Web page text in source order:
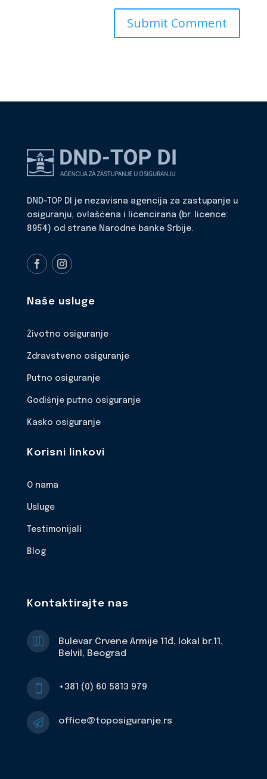
DND-TOP DI je nezavisna agencija za zastupanje u
osiguranju, ovlašćena i licencirana (br. licence:
8954) od strane Narodne banke Srbije.
Naše usluge
Životno osiguranje
Zdravstveno osiguranje
Putno osiguranje
Godišnje putno osiguranje
Kasko osiguranje
Korisni linkovi
O nama
Usluge
Testimonijali
Blog
Kontaktirajte nas
Bulevar Crvene Armije 11đ, lokal br.11,
Belvil, Beograd
+381 (0) 60 5813 979
 office@toposiguranje.rs